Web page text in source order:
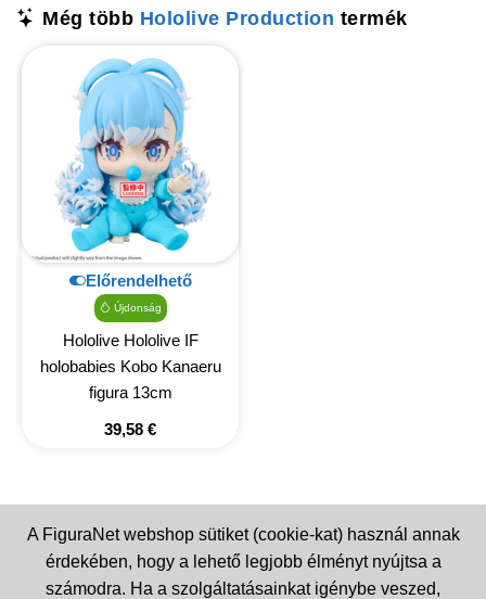
Még több Hololive Production termék
Előrendelhető
Újdonság
Hololive Hololive IF
holobabies Kobo Kanaeru
figura 13cm
39,58 €
A FiguraNet webshop sütiket (cookie-kat) használ annak
érdekében, hogy a lehető legjobb élményt nyújtsa a
számodra. Ha a szolgáltatásainkat igénybe veszed,